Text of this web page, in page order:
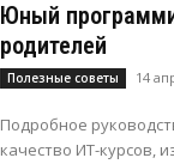
Юный
родителей
Полезные советы 14
Подробное
качество ИТ-курсов,